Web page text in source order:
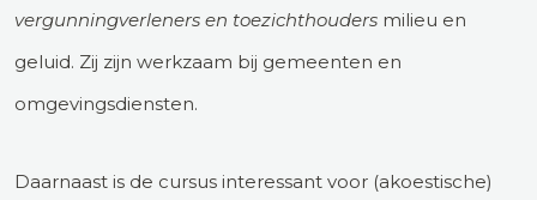
vergunningverleners en toezichthouders milieu en
geluid. Zij zijn werkzaam bij gemeenten en
omgevingsdiensten.
Daarnaast is de cursus interessant voor (akoestische)